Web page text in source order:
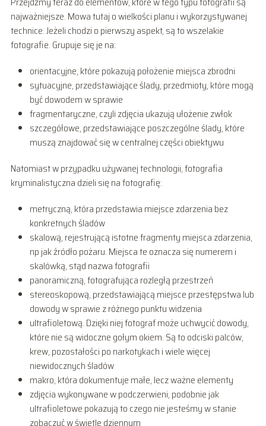
najważniejsze. Mowa tutaj o wielkości planu i wykorzystywanej
technice. Jeżeli chodzi o pierwszy aspekt, są to wszelakie
fotografie. Grupuje się je na:
orientacyjne, które pokazują położenie miejsca zbrodni
sytuacyjne, przedstawiające ślady, przedmioty, które mogą
być dowodem w sprawie
fragmentaryczne, czyli zdjęcia ukazują ułożenie zwłok
szczegółowe, przedstawiające poszczególne ślady, które
muszą znajdować się w centralnej części obiektywu
Natomiast w przypadku używanej technologii, fotografia
kryminalistyczna dzieli się na fotografię:
metryczną, która przedstawia miejsce zdarzenia bez
konkretnych śladów
skalową, rejestrującą istotne fragmenty miejsca zdarzenia,
np jak źródło pożaru. Miejsca te oznacza się numerem i
skalówką, stąd nazwa fotografii
panoramiczną, fotografująca rozległą przestrzeń
stereoskopową, przedstawiającą miejsce przestępstwa lub
dowody w sprawie z różnego punktu widzenia
ultrafioletową. Dzięki niej fotograf może uchwycić dowody,
które nie są widoczne gołym okiem. Są to odciski palców,
krew, pozostałości po narkotykach i wiele więcej
niewidocznych śladów
makro, która dokumentuje małe, lecz ważne elementy
zdjęcia wykonywane w podczerwieni, podobnie jak
ultrafioletowe pokazują to czego nie jesteśmy w stanie
zobaczyć w świetle dziennym